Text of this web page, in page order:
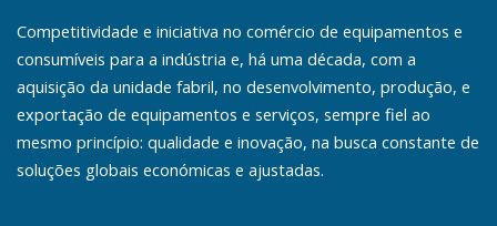
Competitividade e iniciativa no comércio de equipamentos e
consumíveis para a indústria e, há uma década, com a
aquisição da unidade fabril, no desenvolvimento, produção, e
exportação de equipamentos e serviços, sempre fiel ao
mesmo princípio: qualidade e inovação, na busca constante de
soluções globais económicas e ajustadas.